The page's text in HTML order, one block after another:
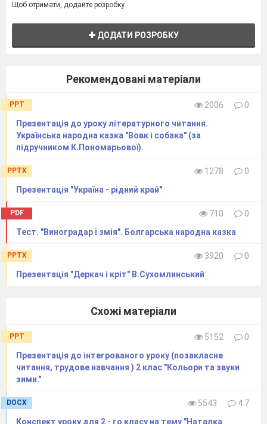
Та соловейко не затих.
Діти, про що розповідається в вірші?
Хто подає вечерю?
3. Читання вірша учнями:
ланцюжком;
дітей за першою партою. Після
прочитування двох рядочків, до цієї пари
приєднується наступна, далі – третя і так
охоплюються всі діти класу).
читання вголос окремими учнями.
4. Бесіда за прочитаним.
Із скількох стовпців складається вірш?
Яку пору року змалював поет? Чому ви так
вирішили?
Хто згадується у вірші?
5. Словесне малювання.
поміркуйте, що б ви намалювали до цих
Фізкультхвилинка.
Щоб отримати, додайте розробку
ДОДАТИ РОЗРОБКУ
Рекомендовані матеріали
PPT 2006
0
Презентація до уроку літературного читання.
Українська народна казка "Вовк і собака" (за
підручником К.Пономарьової).
PPTX 1278
0
Презентація "Україна - рідний край"
PDF 710
0
Тест. "Виноградар і змія". Болгарська народна казка
PPTX 3920
0
Презентація "Деркач і кріт" В.Сухомлинський
Схожі матеріали
PPT 5152
0
Презентація до інтегрованого уроку (позакласне
читання, трудове навчання ) 2 клас "Кольори та звуки
зими."
DOCX 5543
4.7
Конспект уроку для 2 - го класу на тему "Наталка